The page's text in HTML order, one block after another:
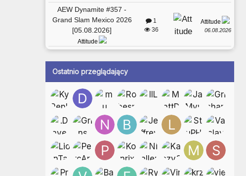
AEW Dynamite #357 -
Grand Slam Mexico 2026
[05.08.2026]
Attitude
1
36
Attitude
06.08.2026
Ostatnio przeglądający